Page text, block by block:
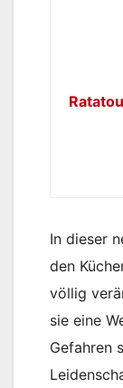
In dieser
den
völlig
sie eine
Gefahren